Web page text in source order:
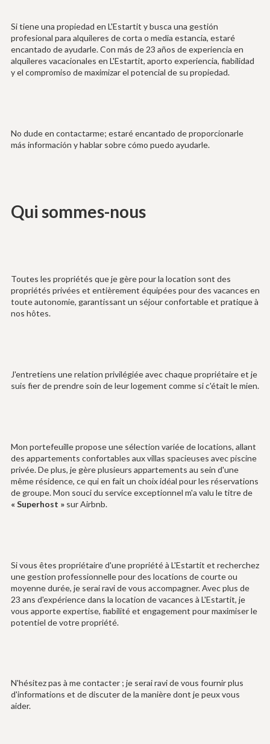
Si tiene una propiedad en L'Estartit y busca una gestión
profesional para alquileres de corta o media estancia, estaré
encantado de ayudarle. Con más de 23 años de experiencia en
alquileres vacacionales en L'Estartit, aporto experiencia, fiabilidad
y el compromiso de maximizar el potencial de su propiedad.
No dude en contactarme; estaré encantado de proporcionarle
más información y hablar sobre cómo puedo ayudarle.
Qui sommes-nous
Toutes les propriétés que je gère pour la location sont des
propriétés privées et entièrement équipées pour des vacances en
toute autonomie, garantissant un séjour confortable et pratique à
nos hôtes.
J'entretiens une relation privilégiée avec chaque propriétaire et je
suis fier de prendre soin de leur logement comme si c'était le mien.
Mon portefeuille propose une sélection variée de locations, allant
des appartements confortables aux villas spacieuses avec piscine
privée. De plus, je gère plusieurs appartements au sein d'une
même résidence, ce qui en fait un choix idéal pour les réservations
de groupe. Mon souci du service exceptionnel m'a valu le titre de
« Superhost »sur Airbnb.
Si vous êtes propriétaire d'une propriété à L'Estartit et recherchez
une gestion professionnelle pour des locations de courte ou
moyenne durée, je serai ravi de vous accompagner. Avec plus de
23 ans d'expérience dans la location de vacances à L'Estartit, je
vous apporte expertise, fiabilité et engagement pour maximiser le
potentiel de votre propriété.
N'hésitez pas à me contacter ; je serai ravi de vous fournir plus
d'informations et de discuter de la manière dont je peux vous
aider.